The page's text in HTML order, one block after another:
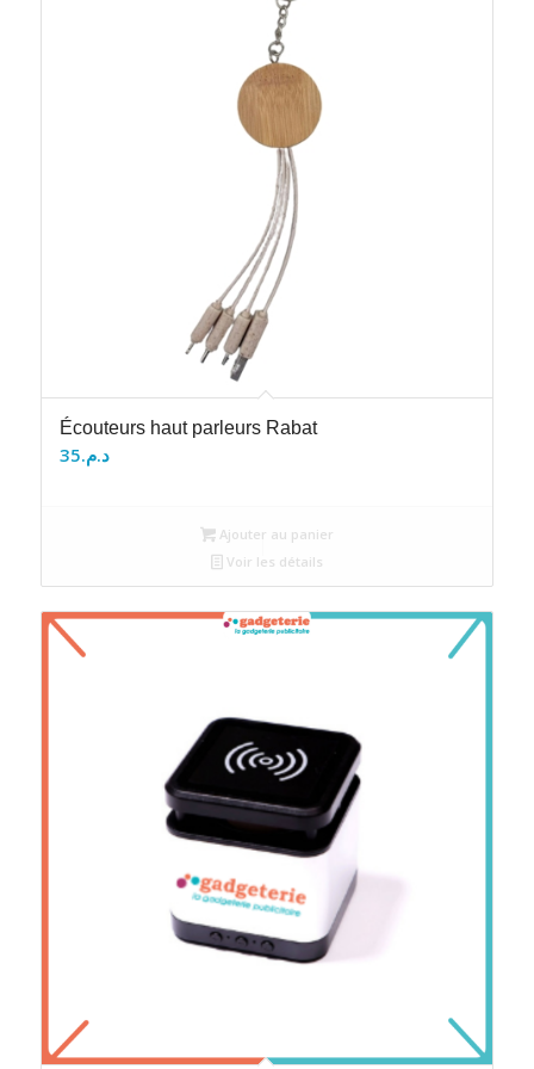
Écouteurs haut parleurs Rabat
د.م.35
Ajouter au panier
Voir les détails